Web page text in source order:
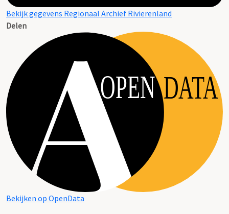
Bekijk gegevens Regionaal Archief Rivierenland
Delen
OPEN DATA
Bekijken op OpenData